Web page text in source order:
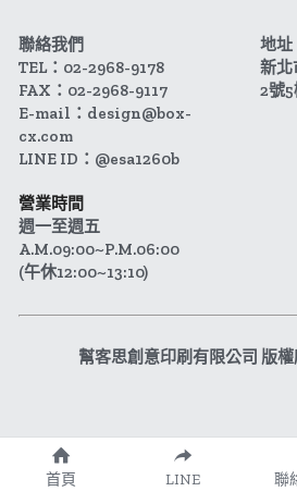
聯絡我們
TEL：02-2968-9178
FAX：02-2968-9117
E-mail：design@box-
cx.com
LINE ID：@esa1260b
地址
新北
2號
營業時間
週一至週五
A.M.09:00~P.M.06:00
(午休12:00~13:10)
幫客思創意印刷有限公司 版
首頁 LINE 聯